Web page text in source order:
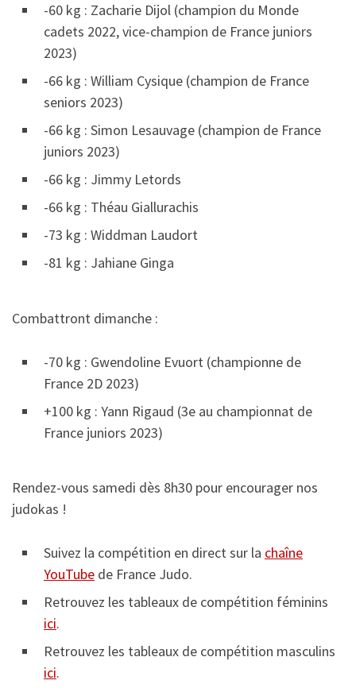
-60 kg : Zacharie Dijol (champion du Monde
cadets 2022, vice-champion de France juniors
2023)
-66 kg : William Cysique (champion de France
seniors 2023)
-66 kg : Simon Lesauvage (champion de France
juniors 2023)
-66 kg : Jimmy Letords
-66 kg : Théau Giallurachis
-73 kg : Widdman Laudort
-81 kg : Jahiane Ginga
Combattront dimanche :
-70 kg : Gwendoline Evuort (championne de
France 2D 2023)
+100 kg : Yann Rigaud (3e au championnat de
France juniors 2023)
Rendez-vous samedi dès 8h30 pour encourager nos
judokas !
Suivez la compétition en direct sur la chaîne
YouTube de France Judo.
Retrouvez les tableaux de compétition féminins
ici.
Retrouvez les tableaux de compétition masculins
ici.